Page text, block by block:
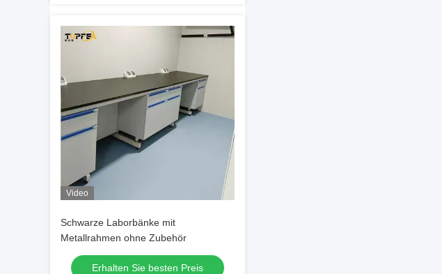
Video
Schwarze Laborbänke mit
Metallrahmen ohne Zubehör
Erhalten Sie besten Preis